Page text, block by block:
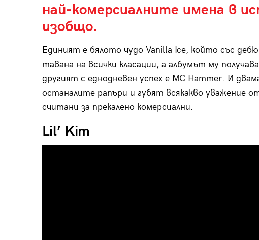
най-комерсиалните имена в
изобщо.
Единият е бялото чудо Vanilla Ice, който със
тавана на всички класации, а албумът му
другият с еднодневен успех е MC Hammer. И
останалите рапъри и губят всякакво уважение
считани за прекалено комерсиални.
Lil’ Kim